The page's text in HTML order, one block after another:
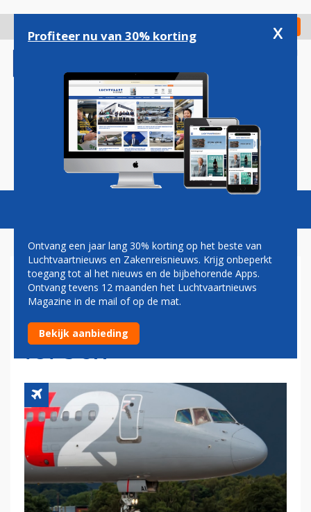
gaan
Check in
Magazine Podcasts Vacatures
WEER EEN EUROPESE
GEBRUIKER MINDER: JET2
ZWAAIT LAATSTE BOEING
757'S UIT
Profiteer nu van 30% korting x
Ontvang een jaar lang 30% korting op het beste van
Luchtvaartnieuws en Zakenreisnieuws. Krijg onbeperkt
toegang tot al het nieuws en de bijbehorende Apps.
Ontvang tevens 12 maanden het Luchtvaartnieuws
Magazine in de mail of op de mat.
Bekijk aanbieding